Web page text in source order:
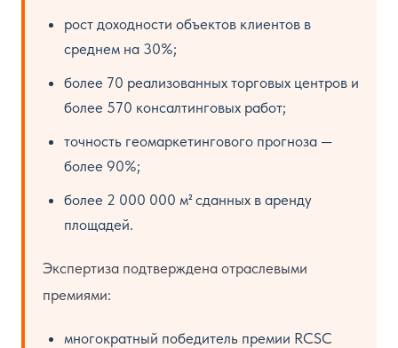
рост доходности объектов клиентов в
среднем на 30%;
более 70 реализованных торговых центров и
более 570 консалтинговых работ;
точность геомаркетингового прогноза —
более 90%;
более 2 000 000 м² сданных в аренду
площадей.
Экспертиза подтверждена отраслевыми
премиями:
многократный победитель премии RCSC